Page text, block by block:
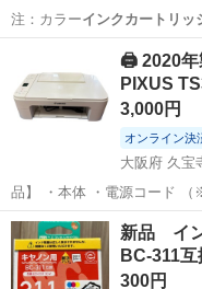
注：カラーインクカートリッ
ートリッジも残量が少な… 。
新八柱
🖨️ 2020年
PIXUS
3,000円
オンライン決
大阪府 久宝
品】 ・本体 ・電源コード （
箱等の有無は写真…
大阪 八尾市 久宝寺駅
新品 イ
BC-311互
300円